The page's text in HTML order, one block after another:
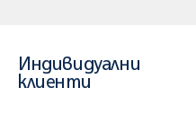
Индивидуални
клиенти